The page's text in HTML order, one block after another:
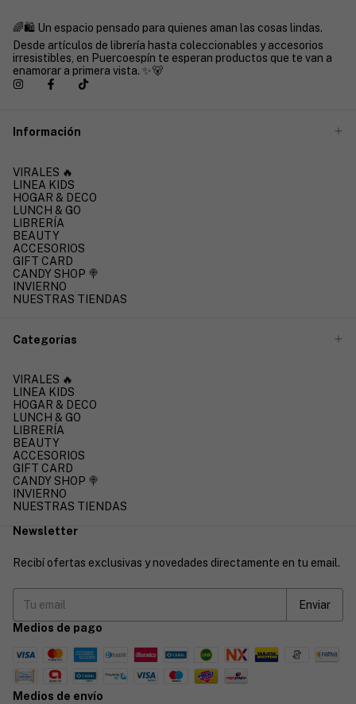
🌈🛍️ Un espacio pensado para quienes aman las cosas lindas.
Desde artículos de librería hasta coleccionables y accesorios
irresistibles, en Puercoespín te esperan productos que te van a
enamorar a primera vista. ✨🐻
Información
VIRALES 🔥
LINEA KIDS
HOGAR & DECO
LUNCH & GO
LIBRERÍA
BEAUTY
ACCESORIOS
GIFT CARD
CANDY SHOP 🍭
INVIERNO
NUESTRAS TIENDAS
Categorías
VIRALES 🔥
LINEA KIDS
HOGAR & DECO
LUNCH & GO
LIBRERÍA
BEAUTY
ACCESORIOS
GIFT CARD
CANDY SHOP 🍭
INVIERNO
NUESTRAS TIENDAS
Newsletter
Recibí ofertas exclusivas y novedades directamente en tu email.
Medios de pago
Medios de envío